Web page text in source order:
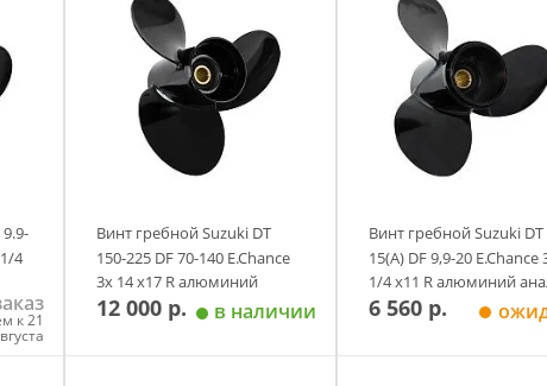
4
к 21
Винт гребной Suzuki DT
150-225 DF 70-140 E.Chance
3х 14 х17 R алюминий
аналог
12 000 р. в наличии
Винт гребной Suzuki DT
15(А) DF 9,9-20 E.Chance
1/4 х11 R алюминий
6 560 р.